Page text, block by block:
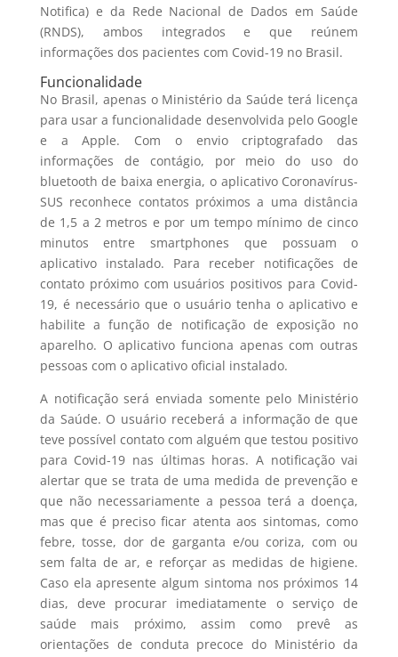
Notifica) e da Rede Nacional de Dados em Saúde
(RNDS), ambos integrados e que reúnem
informações dos pacientes com Covid-19 no Brasil.
Funcionalidade
No Brasil, apenas o Ministério da Saúde terá licença
para usar a funcionalidade desenvolvida pelo Google
e a Apple. Com o envio criptografado das
informações de contágio, por meio do uso do
bluetooth de baixa energia, o aplicativo Coronavírus-
SUS reconhece contatos próximos a uma distância
de 1,5 a 2 metros e por um tempo mínimo de cinco
minutos entre smartphones que possuam o
aplicativo instalado. Para receber notificações de
contato próximo com usuários positivos para Covid-
19, é necessário que o usuário tenha o aplicativo e
habilite a função de notificação de exposição no
aparelho. O aplicativo funciona apenas com outras
pessoas com o aplicativo oficial instalado.
A notificação será enviada somente pelo Ministério
da Saúde. O usuário receberá a informação de que
teve possível contato com alguém que testou positivo
para Covid-19 nas últimas horas. A notificação vai
alertar que se trata de uma medida de prevenção e
que não necessariamente a pessoa terá a doença,
mas que é preciso ficar atenta aos sintomas, como
febre, tosse, dor de garganta e/ou coriza, com ou
sem falta de ar, e reforçar as medidas de higiene.
Caso ela apresente algum sintoma nos próximos 14
dias, deve procurar imediatamente o serviço de
saúde mais próximo, assim como prevê as
orientações de conduta precoce do Ministério da